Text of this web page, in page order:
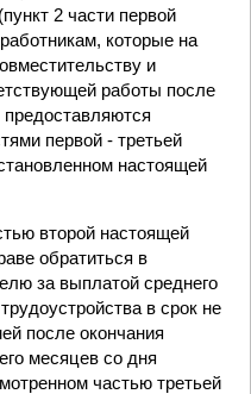
2 части первой
которые на
и
работы после
первой - третьей
настоящей
второй настоящей
обратиться в
за выплатой среднего
в срок не
после окончания
месяцев со дня
частью третьей